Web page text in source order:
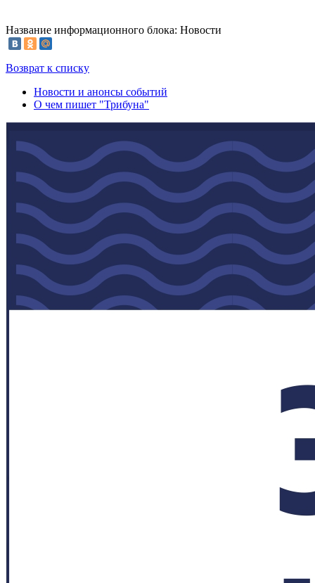
Название информационного блока: Новости
Возврат к списку
Новости и анонсы событий
О чем пишет "Трибуна"